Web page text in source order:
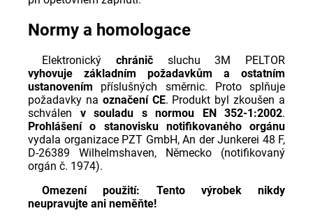
Normy a homologace
Elektronický chráničsluchu 3M PELTOR
vyhovuje základním požadavkům a ostatním
ustanovením příslušných směrnic. Proto splňuje
požadavky na označení CE. Produkt byl zkoušen a
schválen v souladu s normou EN 352-1:2002.
Prohlášení o stanovisku notifikovaného orgánu
vydala organizace PZT GmbH, An der Junkerei 48 F,
D-26389 Wilhelmshaven, Německo (notifikovaný
orgán č. 1974).
Omezení použití: Tento výrobek nikdy
neupravujte ani neměňte!